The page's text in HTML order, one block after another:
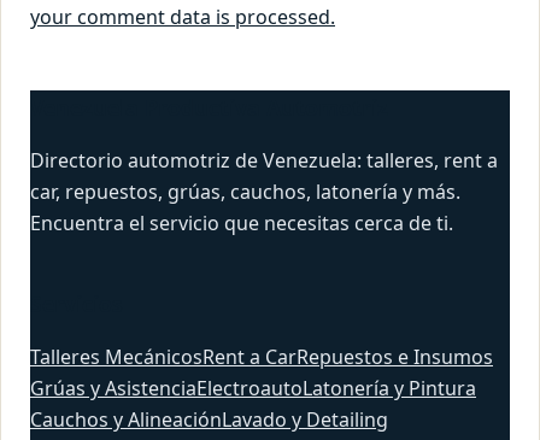
your comment data is processed.
Directorio automotriz de Venezuela: talleres, rent a
car, repuestos, grúas, cauchos, latonería y más.
Encuentra el servicio que necesitas cerca de ti.
Talleres MecánicosRent a CarRepuestos e Insumos
Grúas y AsistenciaElectroautoLatonería y Pintura
Cauchos y AlineaciónLavado y Detailing